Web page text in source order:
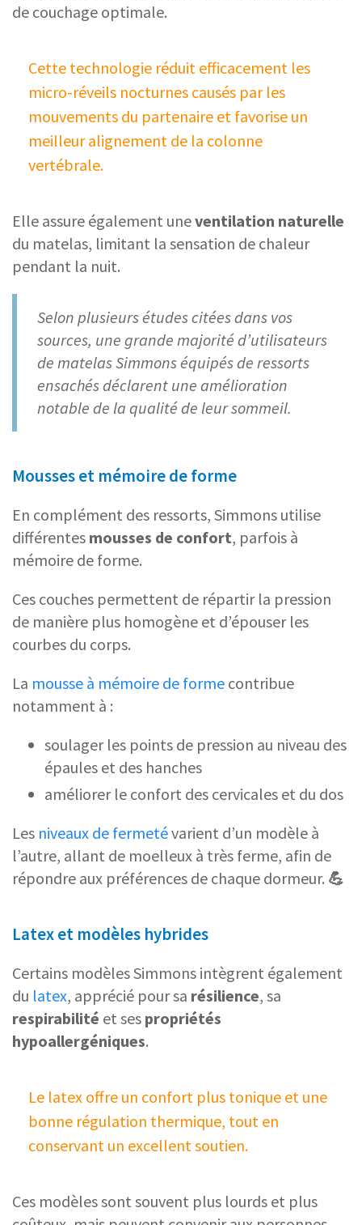
de couchage optimale.
Cette technologie réduit efficacement les
micro-réveils nocturnes causés par les
mouvements du partenaire et favorise un
meilleur alignement de la colonne
vertébrale.
Elle assure également uneventilation naturelle
du matelas, limitant la sensation de chaleur
pendant la nuit.
Selon plusieurs études citées dans vos
sources, une grande majorité d’utilisateurs
de matelas Simmons équipés de ressorts
ensachés déclarent une amélioration
notable de la qualité de leur sommeil.
Mousses et mémoire de forme
En complément des ressorts, Simmons utilise
différentes mousses de confort, parfois à
mémoire de forme.
Ces couches permettent de répartir la pression
de manière plus homogène et d’épouser les
courbes du corps.
La mousse à mémoire de forme contribue
notamment à :
soulager les points de pression au niveau des
épaules et des hanches
améliorer le confort des cervicales et du dos
Les niveaux de fermetévarient d’un modèle à
l’autre, allant de moelleux à très ferme, afin de
répondre aux préférences de chaque dormeur. 💪
Latex et modèles hybrides
Certains modèles Simmons intègrent également
du latex, apprécié pour sa résilience, sa
respirabilité et ses propriétés
hypoallergéniques.
Le latex offre un confort plus tonique et une
bonne régulation thermique, tout en
conservant un excellent soutien.
Ces modèles sont souvent plus lourds et plus